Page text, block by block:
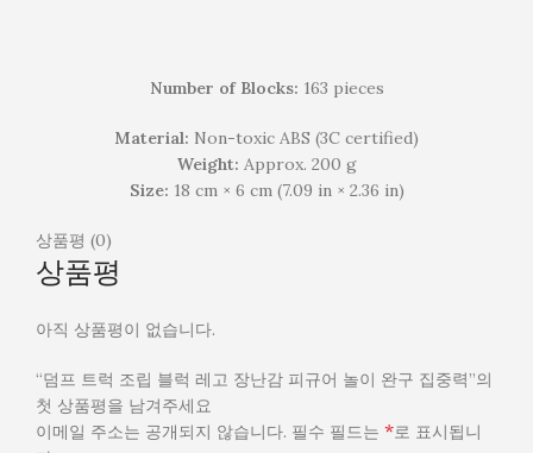
Number of Blocks: 163 pieces
Material: Non-toxic ABS (3C certified)
Weight: Approx. 200 g
Size: 18 cm × 6 cm (7.09 in × 2.36 in)
상품평 (0)
상품평
아직 상품평이 없습니다.
“덤프 트럭 조립 블럭 레고 장난감 피규어 놀이 완구 집중력”의
첫 상품평을 남겨주세요
이메일 주소는 공개되지 않습니다. 필수 필드는 *로 표시됩니